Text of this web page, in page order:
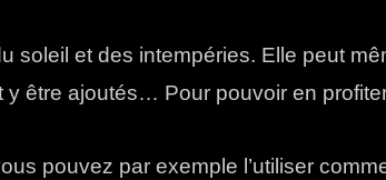
soleil et des intempéries. Elle peut
être ajoutés… Pour pouvoir en
pouvez par exemple l’utiliser